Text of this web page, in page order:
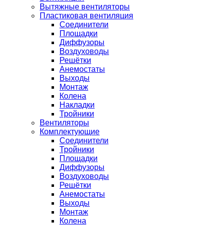
Вытяжные вентиляторы
Пластиковая вентиляция
Соединители
Площадки
Диффузоры
Воздуховоды
Решётки
Анемостаты
Выходы
Монтаж
Колена
Накладки
Тройники
Вентиляторы
Комплектующие
Соединители
Тройники
Площадки
Диффузоры
Воздуховоды
Решётки
Анемостаты
Выходы
Монтаж
Колена